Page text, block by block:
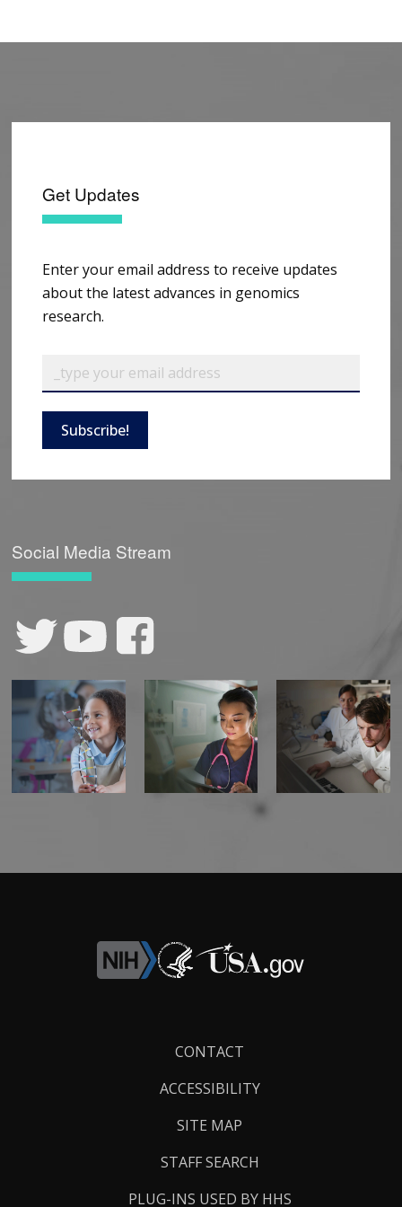
Get Updates
Enter your email address to receive updates
about the latest advances in genomics
research.
Subscribe!
Social Media Stream
CONTACT
ACCESSIBILITY
SITE MAP
STAFF SEARCH
PLUG-INS USED BY HHS